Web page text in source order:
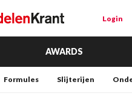
Login
AWARDS
Formules Slijterijen